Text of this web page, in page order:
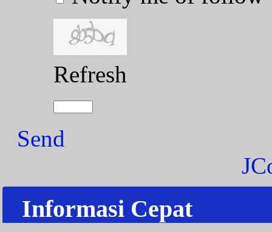
Refresh
Send
Informasi Cepat